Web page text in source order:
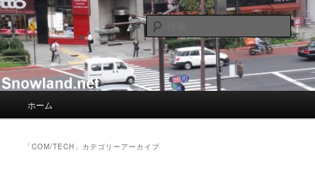
メ
イ
ン
コ
ン
テ
サ
ブ
コ
ン
テ
ン
Nacky – Snowland.net
Nacky(Issei Ishii)がDJ/Composerのようなふりして書き散らすblogサイト
検
索
ホーム
「COM/TECH 」カテゴリーアーカイブ